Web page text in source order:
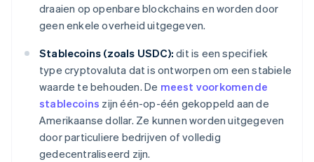
draaien op openbare blockchains en worden door
geen enkele overheid uitgegeven.
Stablecoins (zoals USDC): dit is een specifiek
type cryptovaluta dat is ontworpen om een ​​stabiele
waarde te behouden. De meest voorkomende
stablecoins zijn één-op-één gekoppeld aan de
Amerikaanse dollar. Ze kunnen worden uitgegeven
door particuliere bedrijven of volledig
gedecentraliseerd zijn.